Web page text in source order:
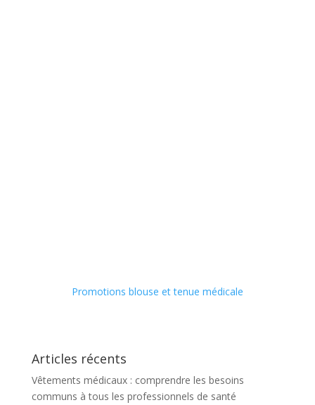
Promotions blouse et tenue médicale
Articles récents
Vêtements médicaux : comprendre les besoins
communs à tous les professionnels de santé